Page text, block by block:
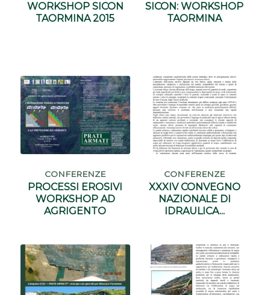
WORKSHOP SICON
TAORMINA 2015
SICON: WORKSHOP
TAORMINA
CONFERENZE
PROCESSI EROSIVI
WORKSHOP AD
AGRIGENTO
CONFERENZE
XXXIV CONVEGNO
NAZIONALE DI
IDRAULICA...